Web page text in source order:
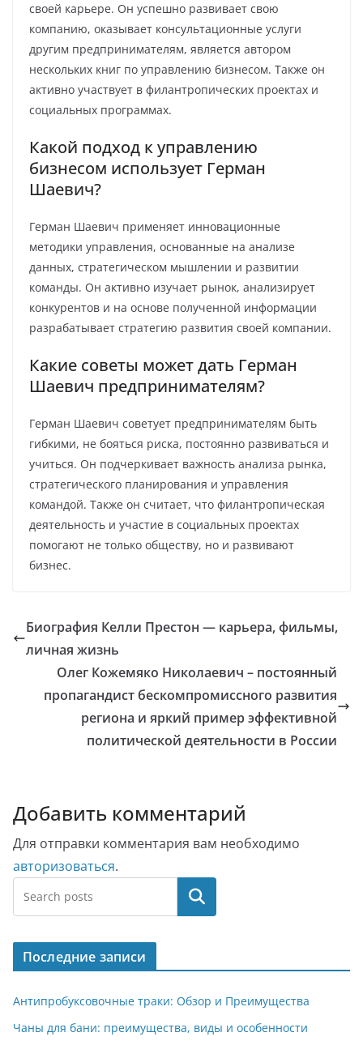
своей карьере. Он успешно развивает свою
компанию, оказывает консультационные услуги
другим предпринимателям, является автором
нескольких книг по управлению бизнесом. Также он
активно участвует в филантропических проектах и
социальных программах.
Какой подход к управлению
бизнесом использует Герман
Шаевич?
Герман Шаевич применяет инновационные
методики управления, основанные на анализе
данных, стратегическом мышлении и развитии
команды. Он активно изучает рынок, анализирует
конкурентов и на основе полученной информации
разрабатывает стратегию развития своей компании.
Какие советы может дать Герман
Шаевич предпринимателям?
Герман Шаевич советует предпринимателям быть
гибкими, не бояться риска, постоянно развиваться и
учиться. Он подчеркивает важность анализа рынка,
стратегического планирования и управления
командой. Также он считает, что филантропическая
деятельность и участие в социальных проектах
помогают не только обществу, но и развивают
бизнес.
Биография Келли Престон — карьера, фильмы,
личная жизнь
Олег Кожемяко Николаевич – постоянный
пропагандист бескомпромиссного развития
региона и яркий пример эффективной
политической деятельности в России
Добавить комментарий
Для отправки комментария вам необходимо
авторизоваться.
Поиск
Последние записи
Антипробуксовочные траки: Обзор и Преимущества
Чаны для бани: преимущества, виды и особенности